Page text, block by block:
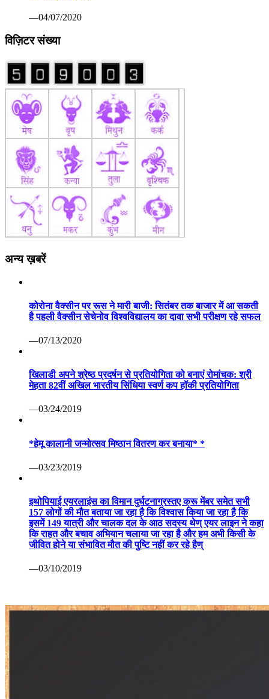
—04/07/2020
विज़िटर संख्या
अन्य ख़बरें
कोरोना वैक्सीन पर रूस ने मारी बाजी: सितंबर तक बाजार में आ सकती
है पहली वैक्सीन सेचेनोव विश्वविद्यालय का दावा सभी परीक्षण रहे सफल
—07/13/2020
खिलाडी अपने श्रेष्ठ प्रदर्षन से प्रतियोगिता को बनाएं रोमांचक: श्री
मेहता 82वीं अखिल भारतीय सिंधिया स्वर्ण कप हॉकी प्रतियोगिता
—03/24/2019
*हेमू कालानी जन्मोत्सव मिष्ठान वितरण कर बनाया* *
—03/23/2019
इथोपियाई एयरलाइंस का विमान दुर्घटनाग्रस्तए क्रू मेंबर समेत सभी
157 लोगों की मौत बताया जा रहा है कि विश्वास किया जा रहा है कि
इसमें 149 यात्री और चालक दल के आठ सदस्य थेण् एयर लाइन ने कहा
कि राहत और बचाव अभियान चलाया जा रहा है और हम अभी किसी के
जीवित होने या संभावित मौत की पुष्टि नहीं कर रहे हैण्
—03/10/2019